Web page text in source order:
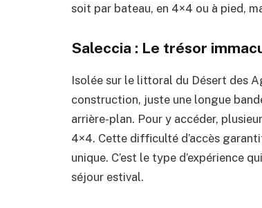
soit par bateau, en 4×4 ou à pied,
Saleccia : Le trésor
Isolée sur le littoral du Désert des
construction, juste une longue
arrière-plan. Pour y accéder,
4×4. Cette difficulté d’accès
unique. C’est le type d’expérience
séjour estival.